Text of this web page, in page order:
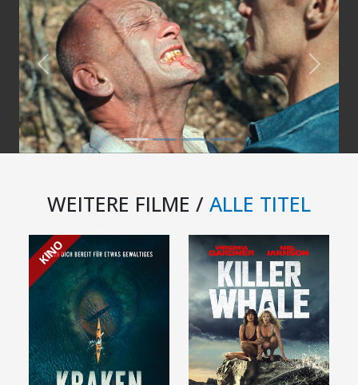
Previous Next
WEITERE FILME / ALLE TITEL
KINO